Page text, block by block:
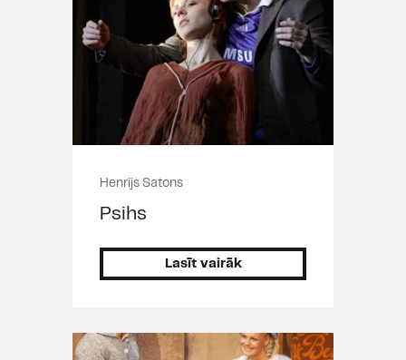
Henrijs Satons
Psihs
Lasīt vairāk